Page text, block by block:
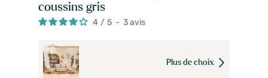
coussins gris
4 / 5 - 3avis
Plus de choix